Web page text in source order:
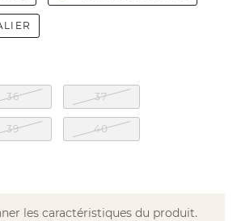
36 37
39 40
les caractéristiques du produit.